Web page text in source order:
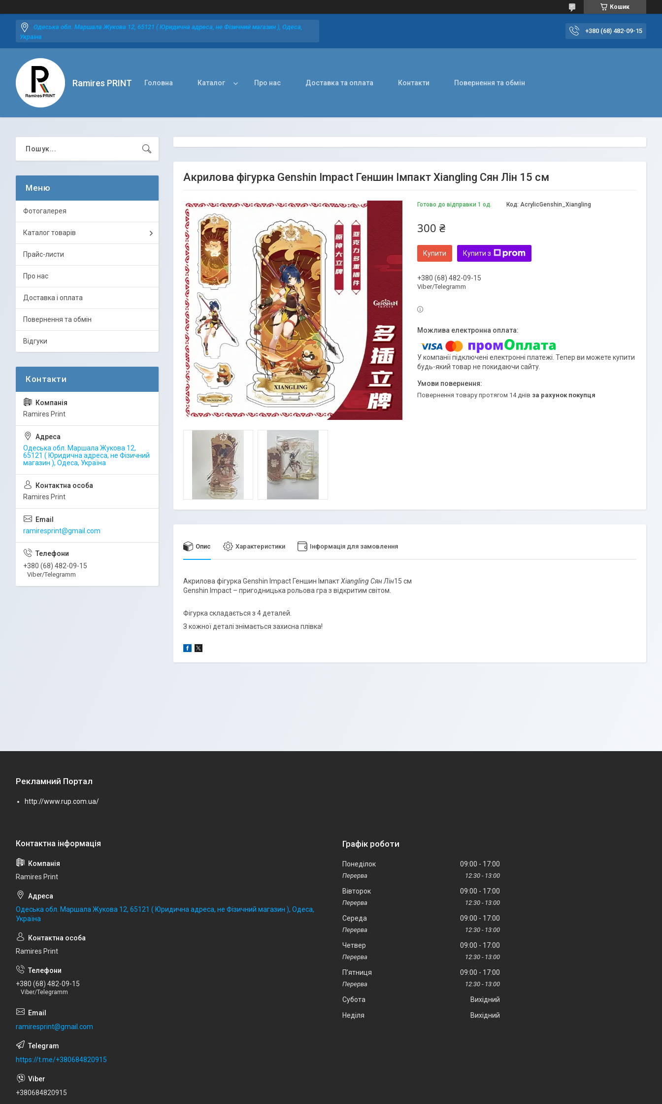
Кошик
Одеська обл. Маршала Жукова 12, 65121 ( Юридична адреса, не Фізичний магазин ), Одеса,
Україна
+380 (68) 482-09-15
Ramires PRINT Головна Каталог Про нас Доставка та оплата Контакти Повернення та обмін
Акрилова фігурка Genshin Impact Геншин Імпакт Xiangling Сян Лін 15 см
Готово до відправки 1 од. Код: AcrylicGenshin_Xiangling
300 ₴
Купити Купити з
+380 (68) 482-09-15
Viber/Telegramm
У компанії підключені електронні платежі. Тепер ви можете купити
будь-який товар не покидаючи сайту.
повернення товару протягом 14 днів за рахунок покупця
Опис Характеристики Інформація для замовлення
Акрилова фігурка Genshin Impact Геншин ІмпактXiangling Сян Лін15 см
Genshin Impact – пригодницька рольова гра з відкритим світом.
Фігурка складається з 4 деталей.
З кожної деталі знімається захисна плівка!
Фотогалерея
Каталог товарів
Прайс-листи
Про нас
Доставка і оплата
Повернення та обмін
Відгуки
Ramires Print
Одеська обл. Маршала Жукова 12,
65121 ( Юридична адреса, не Фізичний
магазин ), Одеса, Україна
Ramires Print
ramiresprint@gmail.com
+380 (68) 482-09-15
Viber/Telegramm
Рекламний Портал
http://www.rup.com.ua/
Ramires Print
Одеська обл. Маршала Жукова 12, 65121 ( Юридична адреса, не Фізичний магазин ), Одеса,
Україна
Ramires Print
+380 (68) 482-09-15
Viber/Telegramm
ramiresprint@gmail.com
https://t.me/+380684820915
+380684820915
Графік роботи
Понеділок 09:00 17:00
12:30 13:00
Вівторок 09:00 17:00
12:30 13:00
Середа 09:00 17:00
12:30 13:00
Четвер 09:00 17:00
12:30 13:00
Пʼятниця 09:00 17:00
12:30 13:00
Субота
Вихідний
Неділя
Вихідний